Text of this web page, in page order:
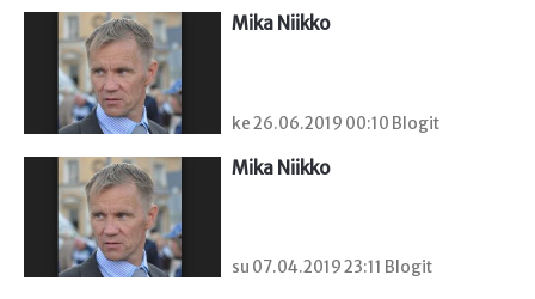
Mika Niikko
ke 26.06.2019 00:10 Blogit
Mika Niikko
su 07.04.2019 23:11 Blogit